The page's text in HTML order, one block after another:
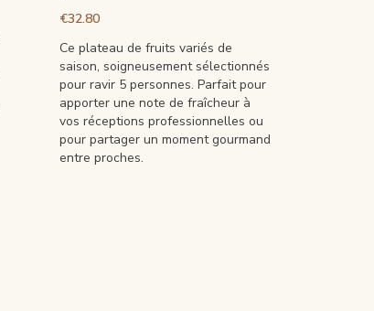
€32.80
Ce plateau de fruits variés de
saison, soigneusement sélectionnés
pour ravir 5 personnes. Parfait pour
apporter une note de fraîcheur à
vos réceptions professionnelles ou
pour partager un moment gourmand
entre proches.